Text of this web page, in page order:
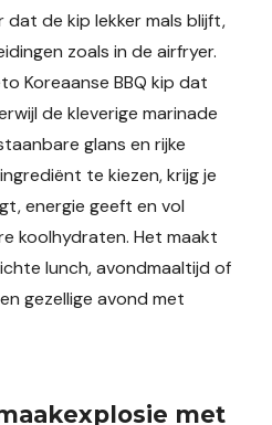
de kip lekker mals blijft,
zoals in de airfryer.
Koreaanse BBQ kip dat
de kleverige marinade
glans en rijke
te kiezen, krijg je
energie geeft en vol
koolhydraten. Het maakt
lunch, avondmaaltijd of
gezellige avond met
met